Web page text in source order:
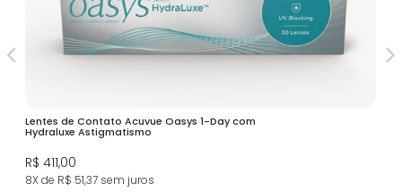
Lentes de Contato Acuvue Oasys 1-Day com
Hydraluxe Astigmatismo
R$ 411,00
8X de R$ 51,37 sem juros